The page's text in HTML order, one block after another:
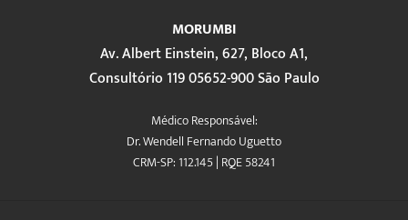
MORUMBI
Av. Albert Einstein, 627, Bloco A1,
Consultório 119 05652-900 São Paulo
Médico Responsável:
Dr. Wendell Fernando Uguetto
CRM-SP: 112.145 | RQE 58241